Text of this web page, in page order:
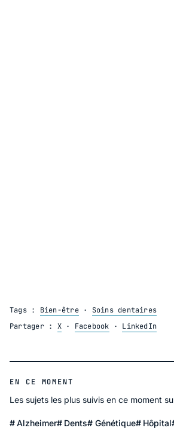
Tags : Bien-être· Soins dentaires
Partager : X· Facebook · LinkedIn
EN CE MOMENT
Les sujets les plus suivis en ce moment
Alzheimer Dents Génétique Hôpital